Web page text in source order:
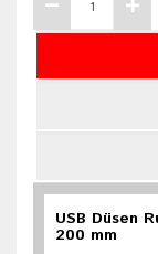
USB Düsen
200 mm